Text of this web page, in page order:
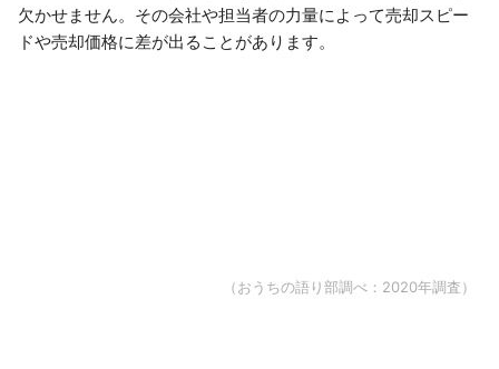
欠かせません。その会社や担当者の力量によって売却スピー
ドや売却価格に差が出ることがあります。
（おうちの語り部調べ：2020年調査）